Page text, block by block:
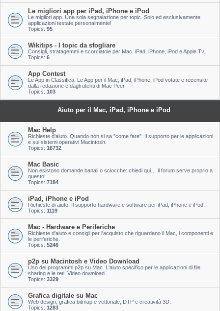
Le migliori app per iPad, iPhone e iPod
Le migliori app. Una sola segnalazione per topic. Solo ed esclusivamente
applicazioni testate personalmente!
Topics: 95
Wikitips - I topic da sfogliare
Consigli, stratagemmi e scorciatoie per Mac, iPad, iPhone, iPod e Apple Tv.
Topics: 6
App Contest
Le App in Classifica. Le App per il Mac, iPad, iPhone, iPod votate e recensite
dalla redazione e dagli utenti di Mac Peer
Topics: 103
Aiuto per il Mac, iPad, iPhone e iPod
Mac Help
Richieste d'aiuto. Quando non si sa "come fare". Il supporto per le applicazioni
e sui sistemi operativi Macintosh.
Topics: 16732
Mac Basic
Non esistono domande banali o sciocche: chiedi qui… il forum serve proprio a
questo!
Topics: 7184
iPad, iPhone e iPod
Richieste di aiuto. Il supporto hardware e software per iPad, iPhone e iPod.
Topics: 1119
Mac - Hardware e Periferiche
Richieste d'aiuto e consigli per l'acquisto che riguardano il Mac, i componenti e
le periferiche.
Topics: 5246
p2p su Macintosh e Video Download
Uso dei programmi p2p su Mac. L'aiuto specifico per le applicazioni di file
sharing e le reti. Video download.
Topics: 3329
Grafica digitale su Mac
Web design, grafica bitmap e vettoriale, DTP e creatività 3D.
Topics: 1283